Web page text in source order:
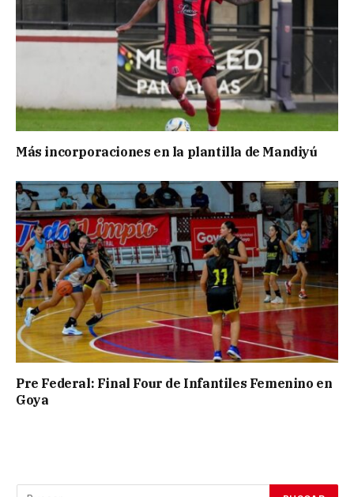
Más incorporaciones en la plantilla de Mandiyú
Pre Federal: Final Four de Infantiles Femenino en
Goya